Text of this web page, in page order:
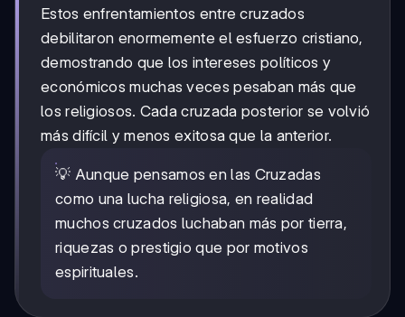
Estos enfrentamientos entre cruzados
debilitaron enormemente el esfuerzo cristiano,
demostrando que los intereses políticos y
económicos muchas veces pesaban más que
los religiosos. Cada cruzada posterior se volvió
más difícil y menos exitosa que la anterior.
💡 Aunque pensamos en las Cruzadas
como una lucha religiosa, en realidad
muchos cruzados luchaban más por tierra,
riquezas o prestigio que por motivos
espirituales.